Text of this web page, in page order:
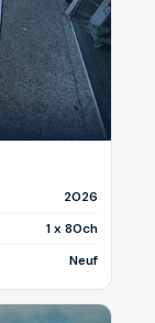
2026
1 x 80ch
Neuf